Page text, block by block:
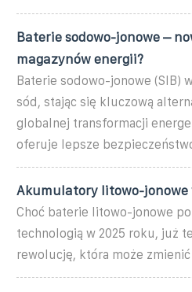
Baterie sodowo-jonowe –
magazynów energii?
Baterie sodowo-jonowe (SIB)
sód, stając się kluczową
globalnej transformacji
oferuje lepsze
Akumulatory litowo-jonowe
Choć baterie litowo-jonowe
technologią w 2025 roku, już
rewolucję, która może